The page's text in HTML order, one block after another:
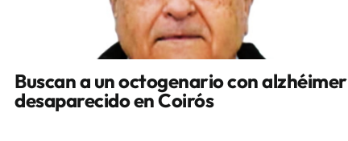
Buscan a un octogenario con alzhéimer
desaparecido en Coirós